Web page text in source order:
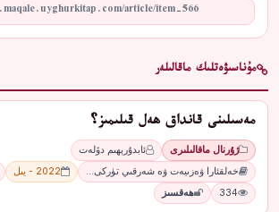
مۇناسىۋەتلىك ماقالىلەر
مەسىلىنى قانداق ھەل قىلىمىز؟
ژۇرنال ماقالىلىرى
ئابدۇرېھىم دۆلەت
خەلقئارا ۋەزىيەت ۋە شەرقىي تۈركى…
2022 - يىل
334
ھەقسىز